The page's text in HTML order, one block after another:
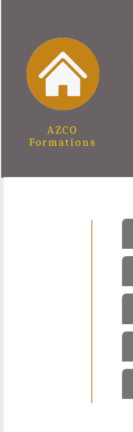
AZCO
Formations